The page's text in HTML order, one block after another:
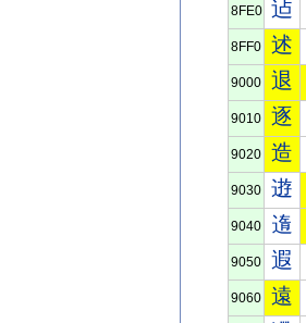
8FE0 迠
8FF0 述
9000 退
9010 逐
9020 造
9030 逰
9040 遀
9050 遐
9060 遠